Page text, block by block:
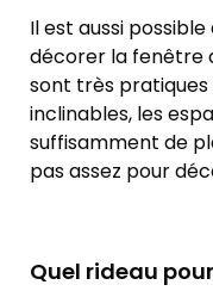
Il est aussi
décorer la fenêtre
sont très
inclinables, les
suffisamment de
pas assez pour
Quel rideau